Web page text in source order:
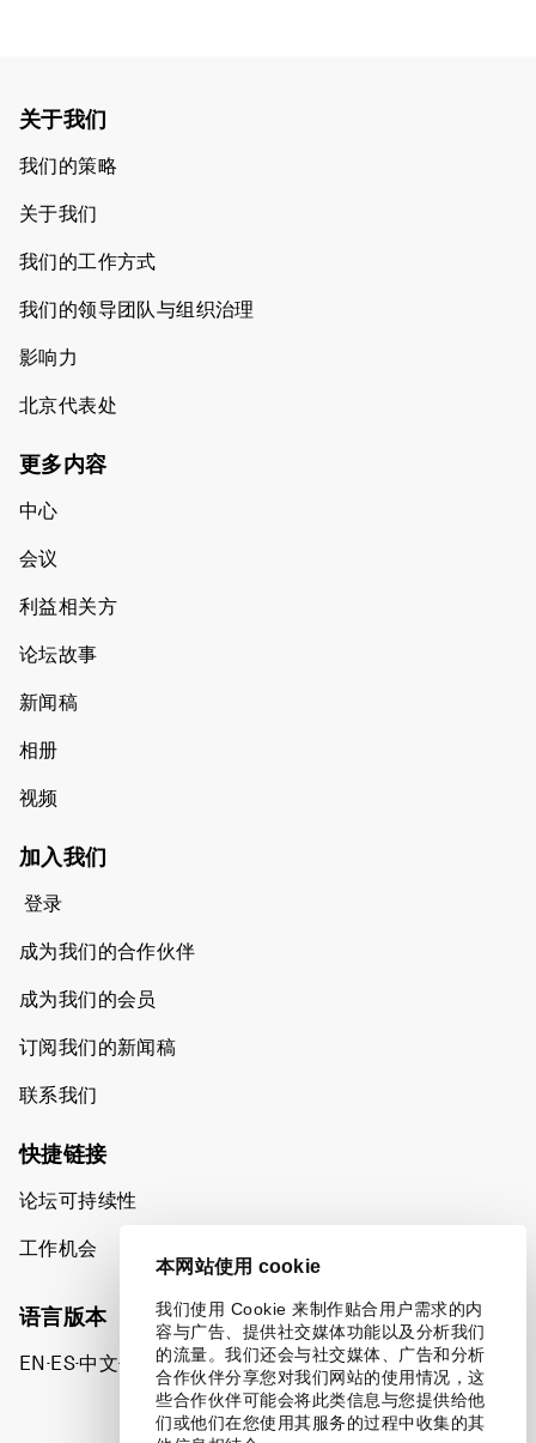
本网站使用 cookie
我们使用 Cookie 来制作贴合用户需求的内
容与广告、提供社交媒体功能以及分析我们
的流量。我们还会与社交媒体、广告和分析
合作伙伴分享您对我们网站的使用情况，这
些合作伙伴可能会将此类信息与您提供给他
们或他们在您使用其服务的过程中收集的其
关于我们
我们的策略
关于我们
我们的工作方式
我们的领导团队与组织治理
影响力
北京代表处
更多内容
中心
会议
利益相关方
论坛故事
新闻稿
相册
视频
加入我们
登录
成为我们的合作伙伴
成为我们的会员
订阅我们的新闻稿
联系我们
快捷链接
论坛可持续性
工作机会
语言版本
EN ▪ES▪中文▪ 日本語